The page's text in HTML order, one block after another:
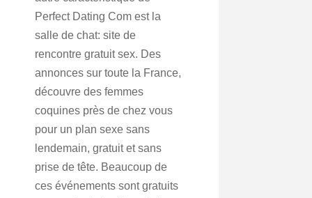
Perfect Dating Com est la
salle de chat: site de
rencontre gratuit sex. Des
annonces sur toute la France,
découvre des femmes
coquines près de chez vous
pour un plan sexe sans
lendemain, gratuit et sans
prise de tête. Beaucoup de
ces événements sont gratuits